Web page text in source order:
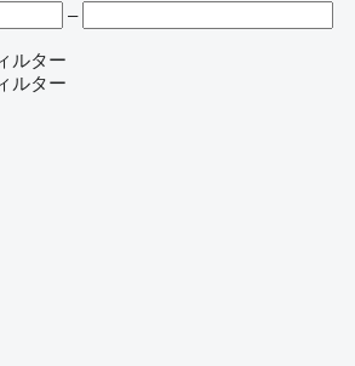
–
ルター
ルター